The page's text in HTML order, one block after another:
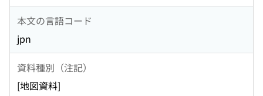
本文の言語コード
jpn
資料種別（注記）
[地図資料]